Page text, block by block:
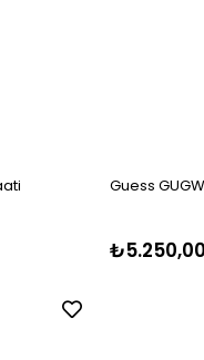
Guess
₺5.250,00